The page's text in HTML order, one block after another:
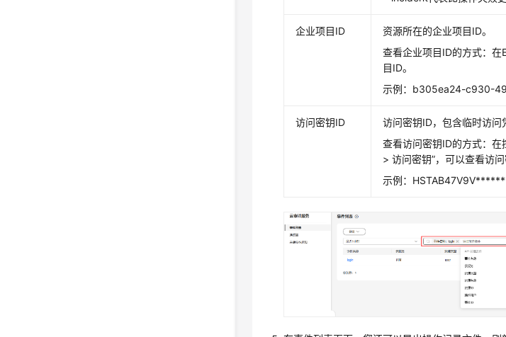
企业项目ID
资源所在的企业项目ID。
查看企业项目ID的方式：在
目ID。
示例：b305ea24-c930-
访问密钥ID
访问密钥ID，包含临时访问
查看访问密钥ID的方式：在
> 访问密钥”，可以查看访问
示例：